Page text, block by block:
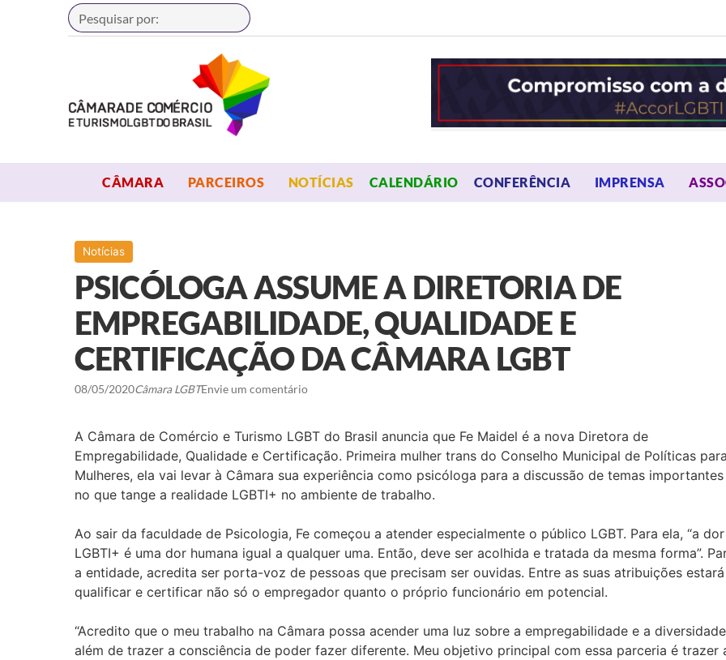
Buscar
CÂMARA OPEN MENU
PARCEIROS OPEN MENU
NOTÍCIAS CALENDÁRIO CONFERÊNCIA OPEN MENU
IMPRENSA OPEN
Notícias
PSICÓLOGA ASSUME A DIRETORIA DE
EMPREGABILIDADE, QUALIDADE E
CERTIFICAÇÃO DA CÂMARA LGBT
08/05/2020Câmara LGBTEnvie um comentário
A Câmara de Comércio e Turismo LGBT do Brasil anuncia que Fe Maidel é a nova Diretora de
Empregabilidade, Qualidade e Certificação. Primeira mulher trans do Conselho Municipal de Políticas para
Mulheres, ela vai levar à Câmara sua experiência como psicóloga para a discussão de temas importantes
no que tange a realidade LGBTI+ no ambiente de trabalho.
Ao sair da faculdade de Psicologia, Fe começou a atender especialmente o público LGBT. Para ela, “a dor
LGBTI+ é uma dor humana igual a qualquer uma. Então, deve ser acolhida e tratada da mesma forma”.
a entidade, acredita ser porta-voz de pessoas que precisam ser ouvidas. Entre as suas atribuições estará
qualificar e certificar não só o empregador quanto o próprio funcionário em potencial.
“Acredito que o meu trabalho na Câmara possa acender uma luz sobre a empregabilidade e a
além de trazer a consciência de poder fazer diferente. Meu objetivo principal com essa parceria é trazer